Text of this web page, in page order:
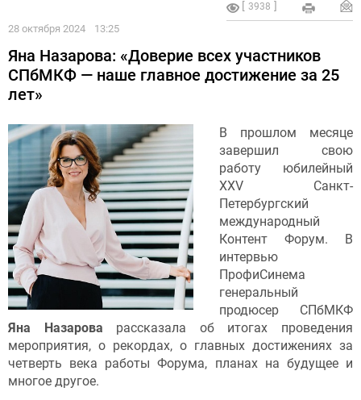
3938
28 октября 2024 13:25
Яна Назарова: «Доверие всех участников
СПбМКФ — наше главное достижение за 25
лет»
В прошлом месяце
завершил свою
работу
юбилейный
XXV Санкт-
Петербургский
международный
Контент Форум. В
интервью
ПрофиСинема
генеральный
продюсер СПбМКФ
Яна Назарова рассказала об итогах проведения
мероприятия, о рекордах, о главных достижениях за
четверть века работы Форума, планах на будущее и
многое другое.